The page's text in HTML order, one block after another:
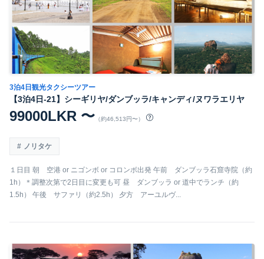
3泊4日観光タクシーツアー
【3泊4日-21】シーギリヤ/ダンブッラ/キャンディ/ヌワラエリヤ
99000LKR 〜 （約46,513円〜）
ノリタケ
１日目 朝 空港 or ニゴンボ or コロンボ出発 午前 ダンブッラ石窟寺院（約
1h）＊調整次第で2日目に変更も可 昼 ダンブッラ or 道中でランチ（約
1.5h） 午後 サファリ（約2.5h） 夕方 アーユルヴ...